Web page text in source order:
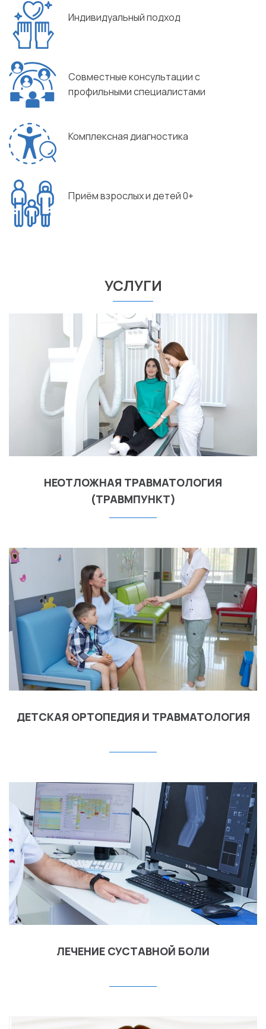
Индивидуальный подход
Совместные консультации с
профильными специалистами
Комплексная диагностика
Приём взрослых и детей 0+
УСЛУГИ
НЕОТЛОЖНАЯ ТРАВМАТОЛОГИЯ
(ТРАВМПУНКТ)
ДЕТСКАЯ ОРТОПЕДИЯ И ТРАВМАТОЛОГИЯ
ЛЕЧЕНИЕ СУСТАВНОЙ БОЛИ